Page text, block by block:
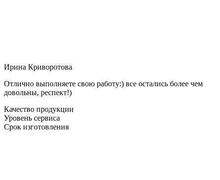
Ирина Криворотова
Отлично выполняете свою работу:) все остались более чем
довольны, респект!)
Качество продукции
Уровень сервиса
Срок изготовления